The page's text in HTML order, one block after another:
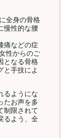
全身の骨格
慢性的な腰
痛などの症
性からのご
となる骨格
と手技によ
るようにな
たお声を多
制限されて
るよう、全